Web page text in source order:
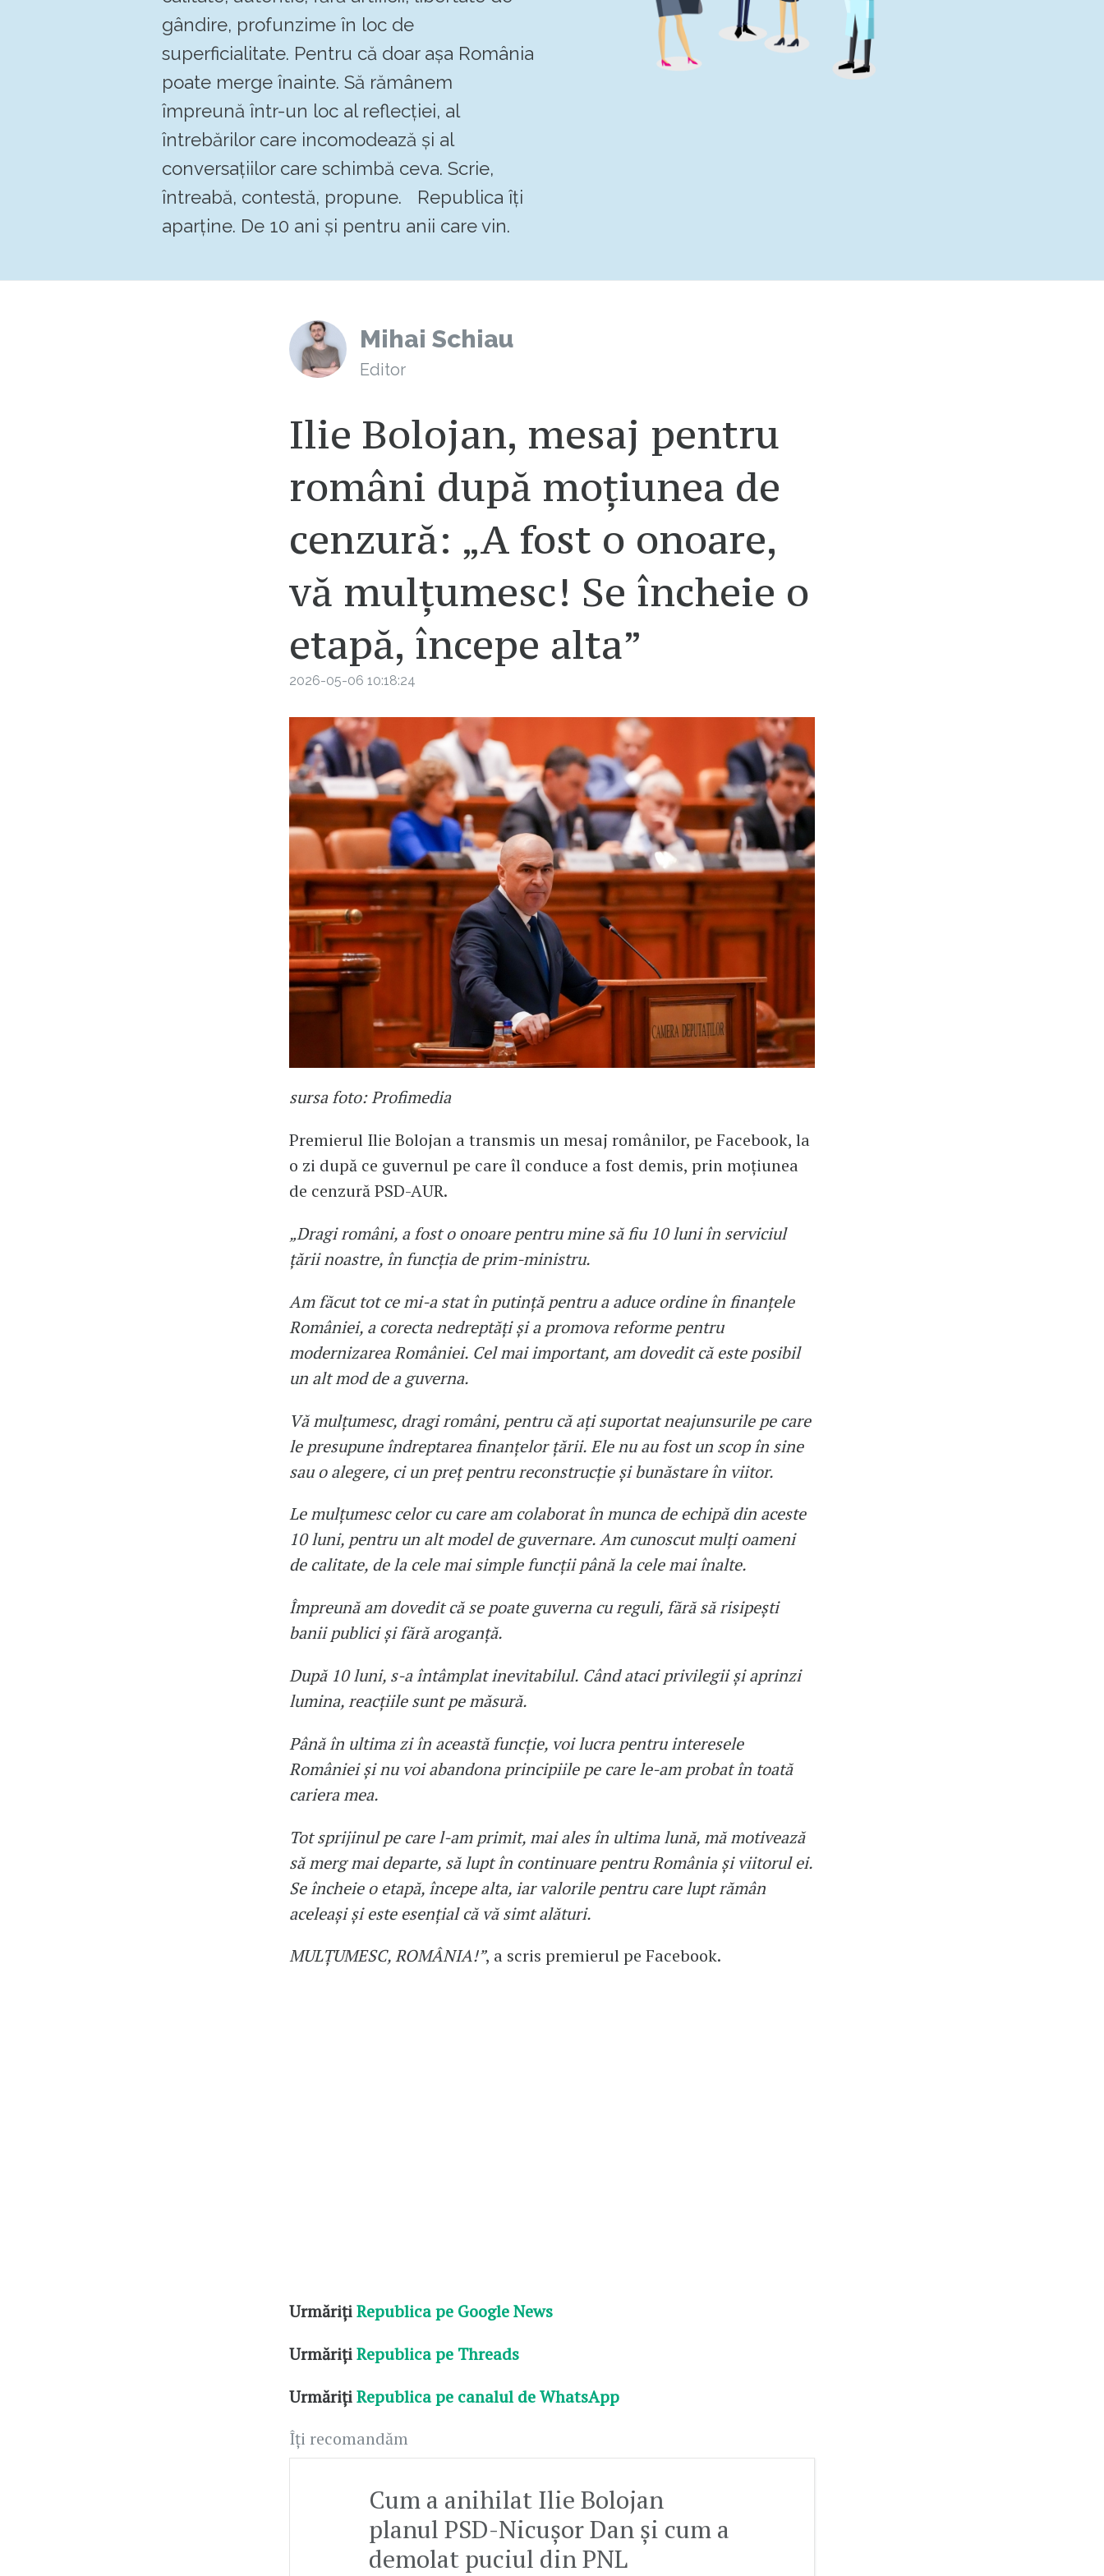
gândire, profunzime în loc de
superficialitate. Pentru că doar așa România
poate merge înainte. Să rămânem
împreună într-un loc al reflecției, al
întrebărilor care incomodează și al
conversațiilor care schimbă ceva. Scrie,
întreabă, contestă, propune. Republica îți
aparține. De 10 ani și pentru anii care vin.
Mihai Schiau
Editor
Ilie Bolojan, mesaj pentru
români după moțiunea de
cenzură: „A fost o onoare,
vă mulțumesc! Se încheie o
etapă, începe alta”
2026-05-06 10:18:24
sursa foto: Profimedia
Premierul Ilie Bolojan a transmis un mesaj românilor, pe Facebook, la
o zi după ce guvernul pe care îl conduce a fost demis, prin moțiunea
de cenzură PSD-AUR.
„Dragi români, a fost o onoare pentru mine să fiu 10 luni în serviciul
țării noastre, în funcția de prim-ministru.
Am făcut tot ce mi-a stat în putință pentru a aduce ordine în finanțele
României, a corecta nedreptăți și a promova reforme pentru
modernizarea României. Cel mai important, am dovedit că este posibil
un alt mod de a guverna.
Vă mulțumesc, dragi români, pentru că ați suportat neajunsurile pe care
le presupune îndreptarea finanțelor țării. Ele nu au fost un scop în sine
sau o alegere, ci un preț pentru reconstrucție și bunăstare în viitor.
Le mulțumesc celor cu care am colaborat în munca de echipă din aceste
10 luni, pentru un alt model de guvernare. Am cunoscut mulți oameni
de calitate, de la cele mai simple funcții până la cele mai înalte.
Împreună am dovedit că se poate guverna cu reguli, fără să risipești
banii publici și fără aroganță.
După 10 luni, s-a întâmplat inevitabilul. Când ataci privilegii și aprinzi
lumina, reacțiile sunt pe măsură.
Până în ultima zi în această funcție, voi lucra pentru interesele
României și nu voi abandona principiile pe care le-am probat în toată
cariera mea.
Tot sprijinul pe care l-am primit, mai ales în ultima lună, mă motivează
să merg mai departe, să lupt în continuare pentru România și viitorul ei.
Se încheie o etapă, începe alta, iar valorile pentru care lupt rămân
aceleași și este esențial că vă simt alături.
MULȚUMESC, ROMÂNIA!”, a scris premierul pe Facebook.
UrmărițiRepublica pe Google News
UrmărițiRepublica pe Threads
UrmărițiRepublica pe canalul de WhatsApp
Îți recomandăm
Cum a anihilat Ilie Bolojan
planul PSD-Nicușor Dan și cum a
demolat puciul din PNL